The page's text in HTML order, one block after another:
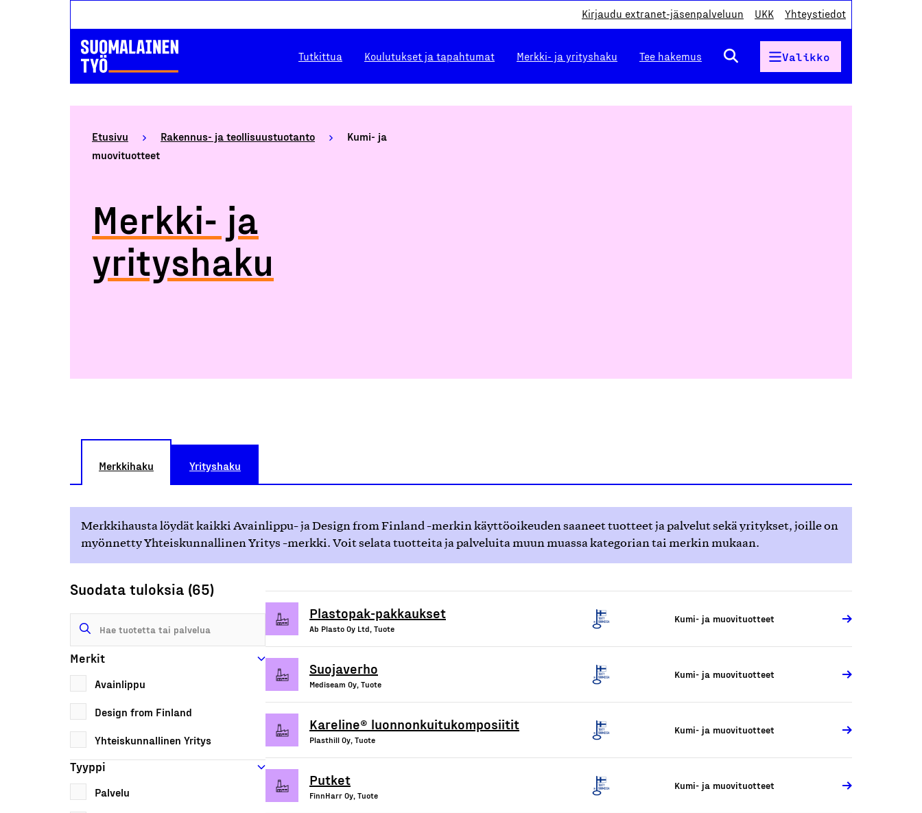
Kirjaudu extranet-jäsenpalveluun UKK Yhteystiedot
Tutkittua Koulutukset ja tapahtumat Merkki- ja yrityshaku Tee hakemus Valikko
Etusivu Rakennus- ja teollisuustuotanto
Kumi- ja
muovituotteet
Merkki- ja
yrityshaku
Merkkihaku Yrityshaku
Merkkihausta löydät kaikki Avainlippu- ja Design from Finland -merkin käyttöoikeuden saaneet tuotteet ja palvelut sekä yritykset, joille on
myönnetty Yhteiskunnallinen Yritys -merkki. Voit selata tuotteita ja palveluita muun muassa kategorian tai merkin mukaan.
Suodata tuloksia (65)
Merkit
Avainlippu
Design from Finland
Yhteiskunnallinen Yritys
Tyyppi
Palvelu
Plastopak-pakkaukset
Ab Plasto Oy Ltd, Tuote
Kumi- ja muovituotteet
Suojaverho
Mediseam Oy, Tuote
Kumi- ja muovituotteet
Kareline® luonnonkuitukomposiitit
Plasthill Oy, Tuote
Kumi- ja muovituotteet
Putket
FinnHarr Oy, Tuote
Kumi- ja muovituotteet